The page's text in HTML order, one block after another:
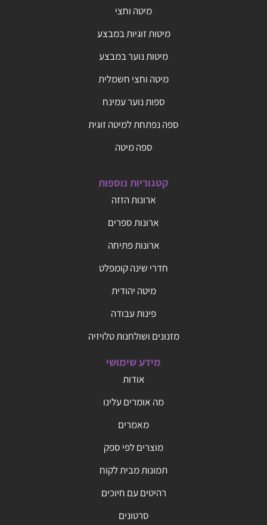
מיטה וחצי
מיטות זוגיות במבצע
מיטות נוער במבצע
מיטה וחצי חשמלית
ספות נוער עמינח
ספה נפתחת למיטה זוגית
ספה מיטה
קטגוריות נוספות
ארונות הזזה
ארונות ספרים
ארונות פתיחה
חדרי שינה קומפלט
מיטה יהודית
פינות עבודה
מזנונים ושולחנות טלויזיה
מידע שימושי
אודות
מה אומרים עלינו
מאמרים
מוצרים לפי ספק
תמונות מבית לקוח
רהיטים עם חיוכים
סרטונים